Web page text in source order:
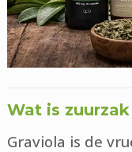
Wat is
Graviola is de